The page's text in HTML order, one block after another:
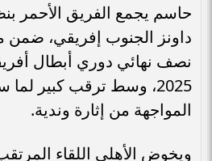
حاسم يجمع الفريق الأحمر
داونز الجنوب إفريقي، ضمن
2025، وسط ترقب كبير
المواجهة من إثارة وندية.
ويخوض الأهلي اللقاء